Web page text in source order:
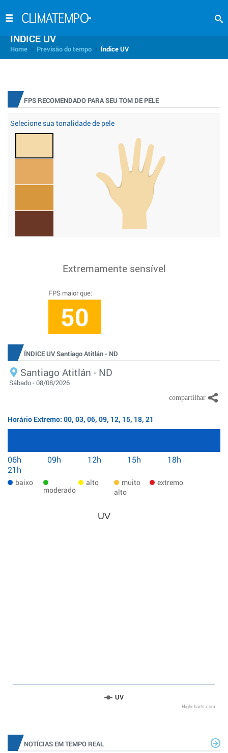
INDICE UV
Home Previsão do tempo Índice UV
FPS RECOMENDADO PARA SEU TOM DE PELE
Selecione sua tonalidade de pele
Extremamente sensível
FPS maior que:
50
ÍNDICE UV Santiago Atitlán - ND
Santiago Atitlán - ND
Sábado - 08/08/2026
Horário Extremo: 00, 03, 06, 09, 12, 15, 18, 21
06h 09h 12h 15h
18h
21h
baixo
moderado
alto
muito
alto
extremo
UV
UV
Highcharts.com
NOTÍCIAS EM TEMPO REAL